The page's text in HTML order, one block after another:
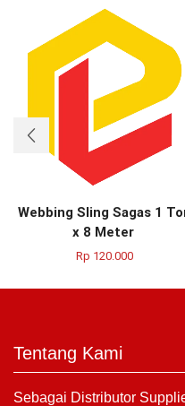
Webbing Sling Sagas 1
x 8 Meter
Rp 120.000
Tentang Kami
Sebagai Distributor